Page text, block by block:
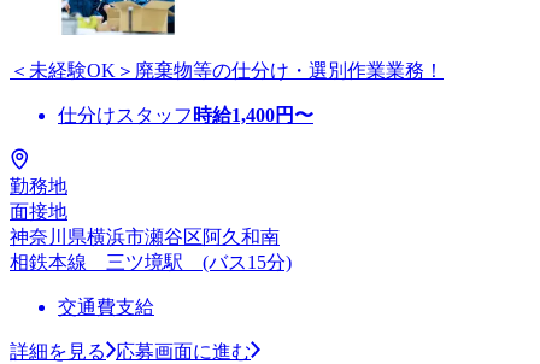
＜未経験OK＞廃棄物等の仕分け・選別作業業務！
仕分けスタッフ 時給1,400円〜
勤務地
面接地
神奈川県横浜市瀬谷区阿久和南
相鉄本線 三ツ境駅 (バス15分)
交通費支給
詳細を見る
応募画面に進む